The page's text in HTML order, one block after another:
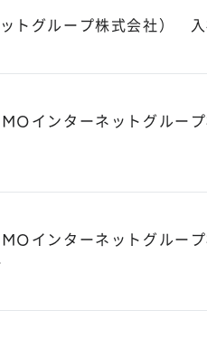
トグループ株式会社）
インターネットグルー
インターネットグルー